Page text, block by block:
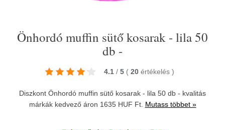
Önhordó muffin sütő kosarak - lila 50
db -
4.1 / 5 ( 20 értékelés )
Diszkont Önhordó muffin sütő kosarak - lila 50 db - kvalitás
márkák kedvező áron 1635 HUF Ft. Mutass többet »